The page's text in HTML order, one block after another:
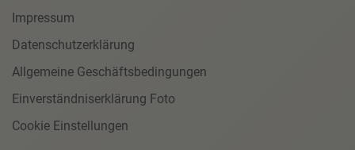
Impressum
Datenschutzerklärung
Allgemeine Geschäftsbedingungen
Einverständniserklärung Foto
Cookie Einstellungen